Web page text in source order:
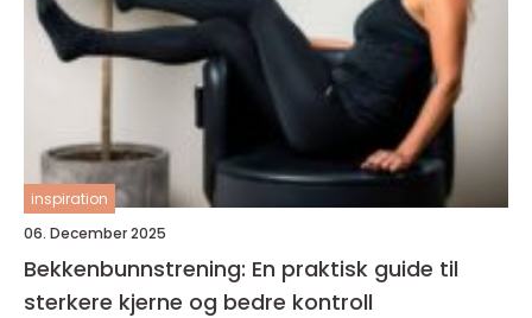
inspiration
06. December 2025
Bekkenbunnstrening: En praktisk guide til
sterkere kjerne og bedre kontroll